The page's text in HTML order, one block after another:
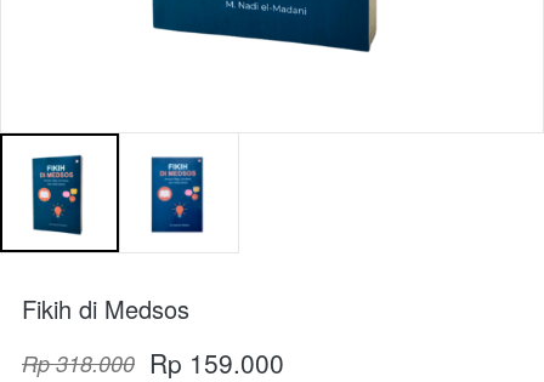
Fikih di Medsos
Rp 318.000 Rp 159.000